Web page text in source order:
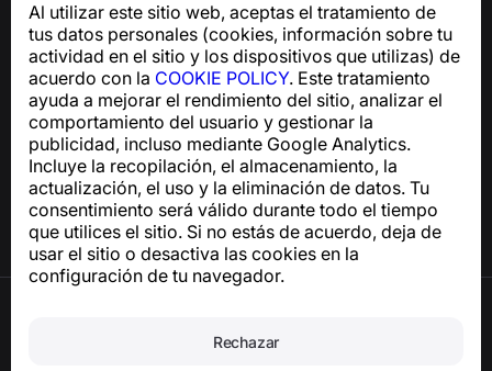
Al utilizar este sitio web, aceptas el tratamiento de
tus datos personales (cookies, información sobre tu
actividad en el sitio y los dispositivos que utilizas) de
acuerdo con la COOKIE POLICY. Este tratamiento
ayuda a mejorar el rendimiento del sitio, analizar el
comportamiento del usuario y gestionar la
publicidad, incluso mediante Google Analytics.
Incluye la recopilación, el almacenamiento, la
actualización, el uso y la eliminación de datos. Tu
consentimiento será válido durante todo el tiempo
que utilices el sitio. Si no estás de acuerdo, deja de
usar el sitio o desactiva las cookies en la
configuración de tu navegador.
Rechazar
Para consultas sobre el cumplimiento del RGPD:
support@numbuster.com
Centro de ayuda
Noticias y artículos
Sobre el proyecto
Contactos